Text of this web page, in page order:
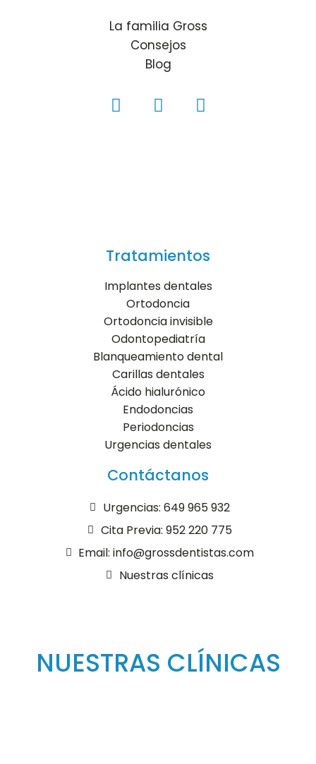
La familia Gross
Consejos
Blog
Tratamientos
Implantes dentales
Ortodoncia
Ortodoncia invisible
Odontopediatría
Blanqueamiento dental
Carillas dentales
Ácido hialurónico
Endodoncias
Periodoncias
Urgencias dentales
Contáctanos
Urgencias: 649 965 932
Cita Previa: 952 220 775
Email: info@grossdentistas.com
Nuestras clínicas
NUESTRAS CLÍNICAS